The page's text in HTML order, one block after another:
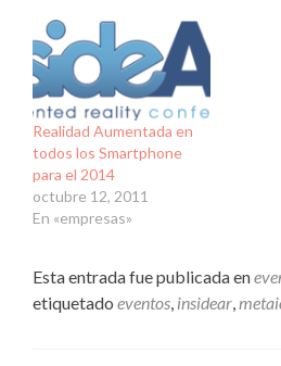
Realidad Aumentada en
todos los Smartphone
para el 2014
octubre 12, 2011
En «empresas»
Esta entrada fue publicada en
etiquetado eventos, insidear,